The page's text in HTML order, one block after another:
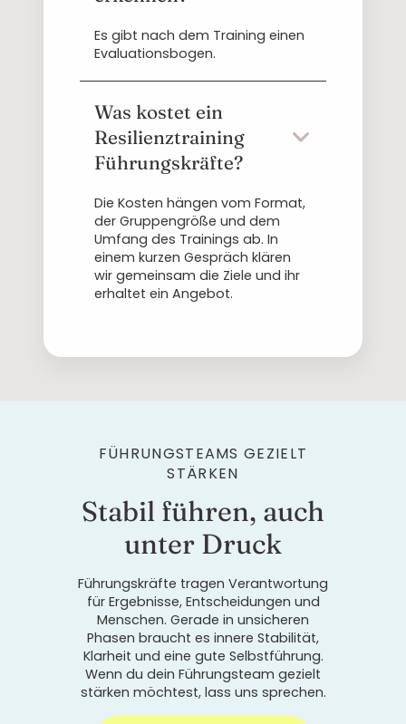
Es gibt nach dem Training einen
Evaluationsbogen.
Was kostet ein
Resilienztraining
Führungskräfte?
Die Kosten hängen vom Format,
der Gruppengröße und dem
Umfang des Trainings ab. In
einem kurzen Gespräch klären
wir gemeinsam die Ziele und ihr
erhaltet ein Angebot.
FÜHRUNGSTEAMS GEZIELT
STÄRKEN
Stabil führen, auch
unter Druck
Führungskräfte tragen Verantwortung
für Ergebnisse, Entscheidungen und
Menschen. Gerade in unsicheren
Phasen braucht es innere Stabilität,
Klarheit und eine gute Selbstführung.
Wenn du dein Führungsteam gezielt
stärken möchtest, lass uns sprechen.